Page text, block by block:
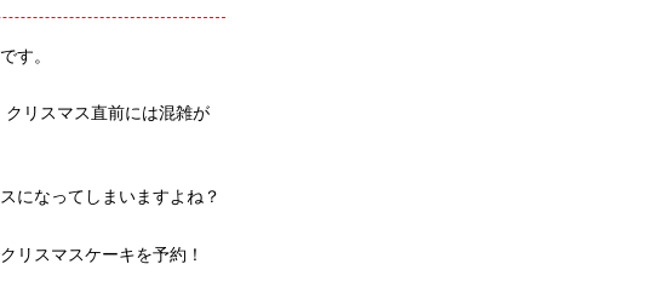
す。
リスマス直前には混雑が
になってしまいますよね？
リスマスケーキを予約！